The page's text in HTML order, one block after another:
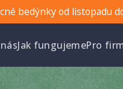
bedýnky od listopadu
Jak fungujemePro